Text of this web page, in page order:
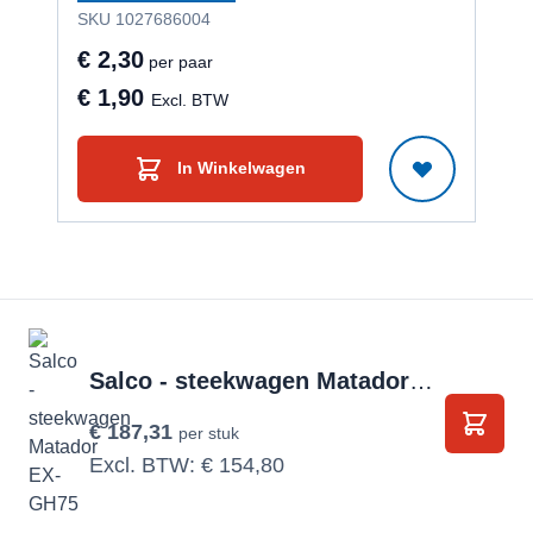
SKU 1027686004
€ 2,30 per paar
€ 1,90 Excl. BTW
In Winkelwagen
Salco - steekwagen Matador EX-GH75
€ 187,31 per stuk
Excl. BTW: € 154,80
In